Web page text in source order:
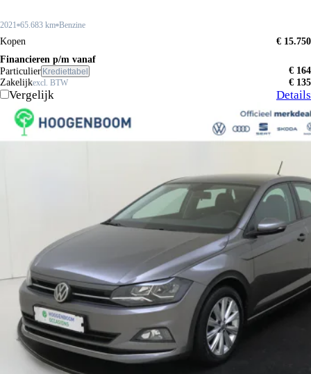
2021 65.683 km Benzine
Kopen
€ 15.750
Financieren p/m vanaf
Particulier Krediettabel
€ 164
Zakelijkexcl. BTW € 135
Vergelijk Details